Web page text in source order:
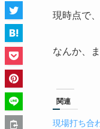
現時点で
なんか、
関連
現場打ち合